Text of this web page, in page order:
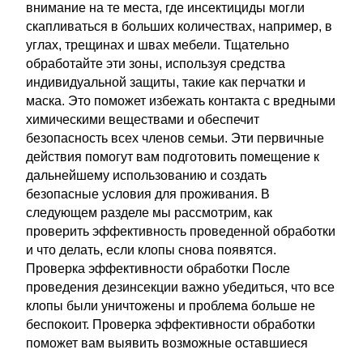
внимание на те места, где инсектициды могли
скапливаться в больших количествах, например, в
углах, трещинах и швах мебели. Тщательно
обработайте эти зоны, используя средства
индивидуальной защиты, такие как перчатки и
маска. Это поможет избежать контакта с вредными
химическими веществами и обеспечит
безопасность всех членов семьи. Эти первичные
действия помогут вам подготовить помещение к
дальнейшему использованию и создать
безопасные условия для проживания. В
следующем разделе мы рассмотрим, как
проверить эффективность проведенной обработки
и что делать, если клопы снова появятся.
Проверка эффективности обработки После
проведения дезинсекции важно убедиться, что все
клопы были уничтожены и проблема больше не
беспокоит. Проверка эффективности обработки
поможет вам выявить возможные оставшиеся